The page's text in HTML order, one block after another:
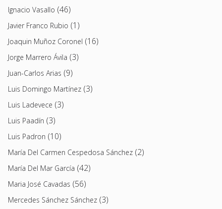
Ignacio Vasallo (46)
Javier Franco Rubio (1)
Joaquin Muñoz Coronel (16)
Jorge Marrero Ávila (3)
Juan-Carlos Arias (9)
Luis Domingo Martínez (3)
Luis Ladevece (3)
Luis Paadín (3)
Luis Padron (10)
María Del Carmen Cespedosa Sánchez (2)
María Del Mar García (42)
Maria José Cavadas (56)
Mercedes Sánchez Sánchez (3)